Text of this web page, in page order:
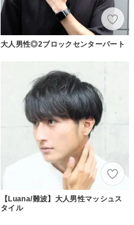
大人男性◎2ブロックセンターパート
【Luana/難波】大人男性マッシュス
タイル